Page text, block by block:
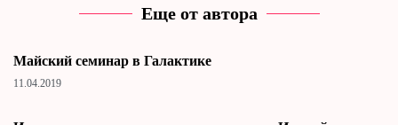
Еще от автора
Майский семинар в Галактике
11.04.2019